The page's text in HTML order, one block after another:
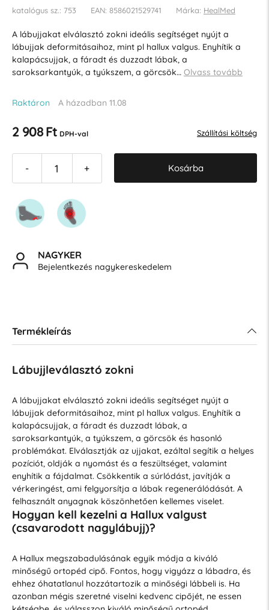
katalógus sz.: 753 EAN: 8586021529741 Márka: HealMed
A lábujjakat elválasztó zokni ideális segítséget nyújt a
lábujjak deformitásaihoz, mint pl hallux valgus. Enyhítik a
kalapácsujjak, a fáradt és duzzadt lábak, a
saroksarkantyúk, a tyúkszem, a görcsök… Olvass tovább
Raktáron A házadban 11.08
2 908 Ft DPH-val Szállítási költség
- + Kosárba
NAGYKER
Bejelentkezés nagykereskedelem
Termékleírás
Lábujjleválasztó zokni
A lábujjakat elválasztó zokni ideális segítséget nyújt a
lábujjak deformitásaihoz, mint pl hallux valgus. Enyhítik a
kalapácsujjak, a fáradt és duzzadt lábak, a
saroksarkantyúk, a tyúkszem, a görcsök és hasonló
problémákat. Elválasztják az ujjakat, ezáltal segítik a helyes
pozíciót, oldják a nyomást és a feszültséget, valamint
enyhítik a fájdalmat. Csökkentik a súrlódást, javítják a
vérkeringést, ami felgyorsítja a lábak regenerálódását. A
felhasznált anyagnak köszönhetően kellemes viselet.
Hogyan kell kezelni a Hallux valgust
(csavarodott nagylábujj)?
A Hallux megszabadulásának egyik módja a kiváló
minőségű ortopéd cipő. Fontos, hogy vigyázz a lábadra, és
ehhez óhatatlanul hozzátartozik a minőségi lábbeli is. Ha
azonban mégis szeretné viselni kedvenc cipőjét, ne essen